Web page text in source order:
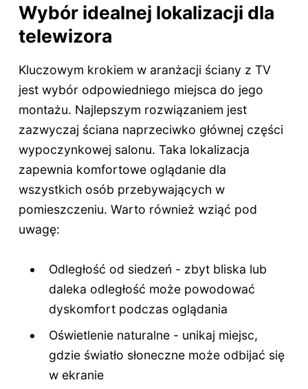
Wybór idealnej lokalizacji dla
telewizora
Kluczowym krokiem w aranżacji ściany z TV
jest wybór odpowiedniego miejsca do jego
montażu. Najlepszym rozwiązaniem jest
zazwyczaj ściana naprzeciwko głównej części
wypoczynkowej salonu. Taka lokalizacja
zapewnia komfortowe oglądanie dla
wszystkich osób przebywających w
pomieszczeniu. Warto również wziąć pod
uwagę:
Odległość od siedzeń - zbyt bliska lub
daleka odległość może powodować
dyskomfort podczas oglądania
Oświetlenie naturalne - unikaj miejsc,
gdzie światło słoneczne może odbijać się
w ekranie